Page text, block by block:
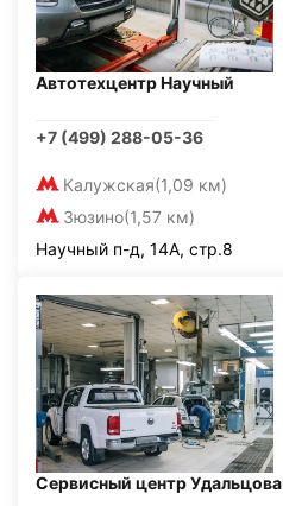
Автотехцентр Научный
+7 (499) 288-05-36
Калужская(1,09 км)
Зюзино(1,57 км)
Научный п-д, 14А, стр.8
Сервисный центр Удальцова